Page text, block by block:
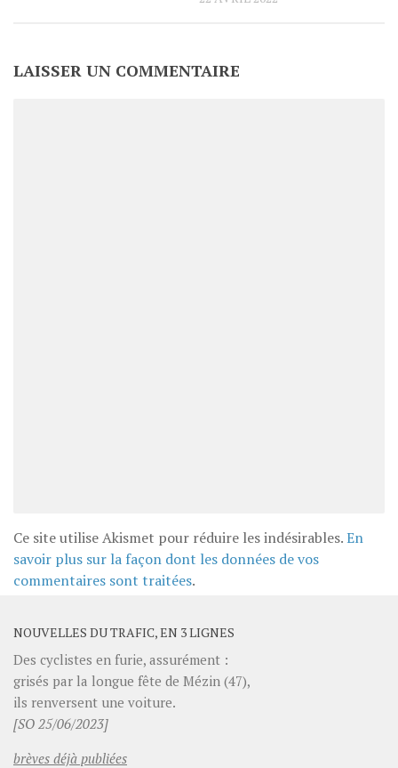
LAISSER UN COMMENTAIRE
Ce site utilise Akismet pour réduire les indésirables.En
savoir plus sur la façon dont les données de vos
commentaires sont traitées.
NOUVELLES DU TRAFIC, EN 3 LIGNES
Des cyclistes en furie, assurément :
grisés par la longue fête de Mézin (47),
ils renversent une voiture.
[SO 25/06/2023]
brèves déjà publiées